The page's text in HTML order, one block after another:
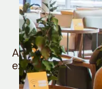
Quem
Aproveite todos
exclusivas da